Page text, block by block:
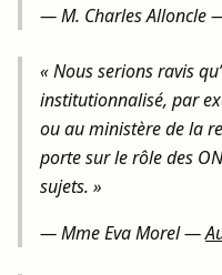
—M. Charles Alloncle
« Nous serions ravis
institutionnalisé, par
ou au ministère de la
porte sur le rôle des
sujets. »
—Mme Eva Morel—